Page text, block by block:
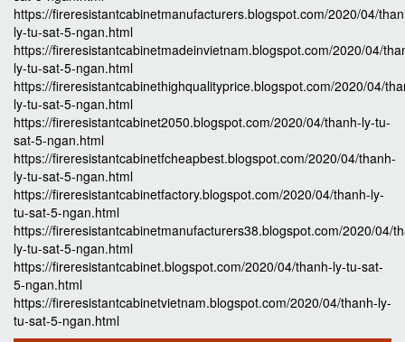
https://fireresistantcabinetmanufacturers.blogspot.com/2020/04/
ly-tu-sat-5-ngan.html
https://fireresistantcabinetmadeinvietnam.blogspot.com/2020/04/
ly-tu-sat-5-ngan.html
https://fireresistantcabinethighqualityprice.blogspot.com/2020/04/
ly-tu-sat-5-ngan.html
https://fireresistantcabinet2050.blogspot.com/2020/04/thanh-ly-tu-
sat-5-ngan.html
https://fireresistantcabinetfcheapbest.blogspot.com/2020/04/thanh-
ly-tu-sat-5-ngan.html
https://fireresistantcabinetfactory.blogspot.com/2020/04/thanh-ly-
tu-sat-5-ngan.html
https://fireresistantcabinetmanufacturers38.blogspot.com/2020/04/
ly-tu-sat-5-ngan.html
https://fireresistantcabinet.blogspot.com/2020/04/thanh-ly-tu-sat-
5-ngan.html
https://fireresistantcabinetvietnam.blogspot.com/2020/04/thanh-ly-
tu-sat-5-ngan.html